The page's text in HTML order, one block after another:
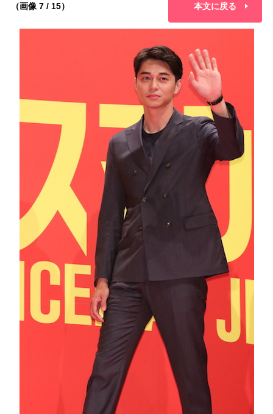
（画像 7 / 15） 本文に戻る